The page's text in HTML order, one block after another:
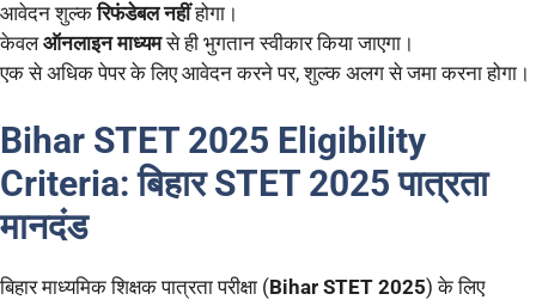
आवेदन शुल्करिफंडेबल नहींहोगा।
केवलऑनलाइन माध्यमसे ही भुगतान स्वीकार किया जाएगा।
एक से अधिक पेपर के लिए आवेदन करने पर, शुल्क अलग से जमा करना होगा।
Bihar STET 2025 Eligibility
Criteria: बिहार STET 2025 पात्रता
मानदंड
बिहार माध्यमिक शिक्षक पात्रता परीक्षा (Bihar STET 2025) के लिए